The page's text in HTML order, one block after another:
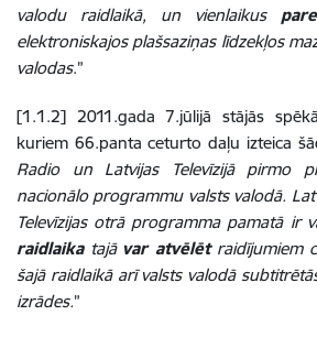
valodu raidlaikā, un vienlaikus
elektroniskajos plašsaziņas līdzekļos
valodas.”
[1.1.2] 2011.gada 7.jūlijā stājās
kuriem 66.panta ceturto daļu izteica
Radio un Latvijas Televīzijā pirmo
nacionālo programmu valsts valodā.
Televīzijas otrā programma pamatā ir
raidlaikatajā var atvēlētraidījumiem
šajā raidlaikā arī valsts valodā
izrādes.”